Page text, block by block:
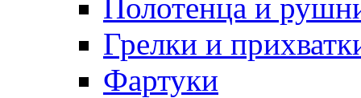
Полотенца и
Грелки и
Фартуки